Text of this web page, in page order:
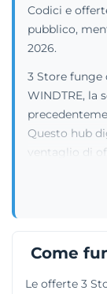
Codici e
pubblico,
2026.
3 Store funge
WINDTRE, la
Questo hub
ventaglio di
interessati di
decidendo
pacchetti
smartphone
Come
Le offerte 3